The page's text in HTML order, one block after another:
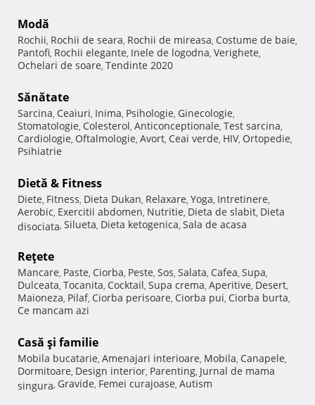
Modă
Rochii, Rochii de seara, Rochii de mireasa, Costume de baie,
Pantofi, Rochii elegante, Inele de logodna, Verighete,
Ochelari de soare, Tendinte 2020
Sănătate
Sarcina, Ceaiuri, Inima, Psihologie, Ginecologie,
Stomatologie, Colesterol, Anticonceptionale, Test sarcina,
Cardiologie, Oftalmologie, Avort, Ceai verde, HIV, Ortopedie,
Psihiatrie
Dietă & Fitness
Diete, Fitness, Dieta Dukan, Relaxare, Yoga, Intretinere,
Aerobic, Exercitii abdomen, Nutritie, Dieta de slabit, Dieta
disociata, Silueta, Dieta ketogenica, Sala de acasa
Reţete
Mancare, Paste, Ciorba, Peste, Sos, Salata, Cafea, Supa,
Dulceata, Tocanita, Cocktail, Supa crema, Aperitive, Desert,
Maioneza, Pilaf, Ciorba perisoare, Ciorba pui, Ciorba burta,
Ce mancam azi
Casă şi familie
Mobila bucatarie, Amenajari interioare, Mobila, Canapele,
Dormitoare, Design interior, Parenting, Jurnal de mama
singura, Gravide, Femei curajoase, Autism